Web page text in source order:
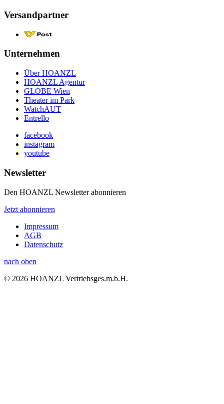
Versandpartner
Unternehmen
Über HOANZL
HOANZL Agentur
GLOBE Wien
Theater im Park
WatchAUT
Entrello
facebook
instagram
youtube
Newsletter
Den HOANZL Newsletter abonnieren
Jetzt abonnieren
Impressum
AGB
Datenschutz
nach oben
© 2026 HOANZL Vertriebsges.m.b.H.